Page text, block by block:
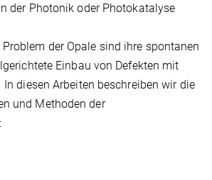
der Photonik oder Photokatalyse
der Opale sind ihre spontanen
Einbau von Defekten mit
diesen Arbeiten beschreiben wir die
und Methoden der